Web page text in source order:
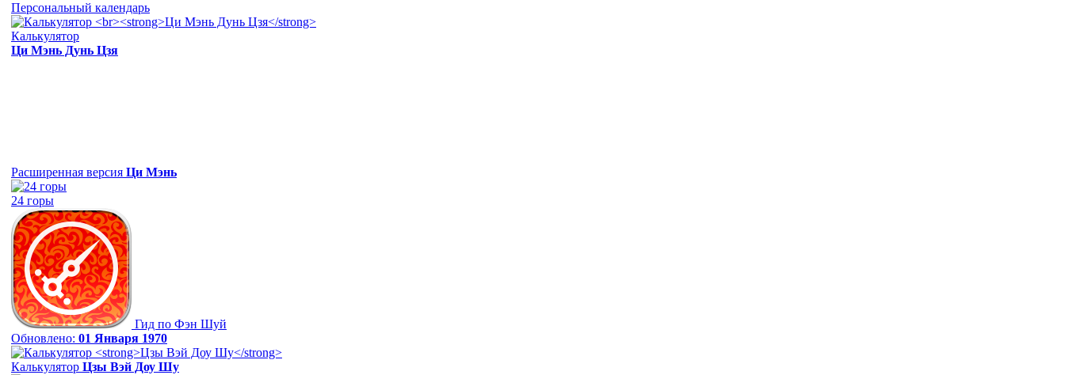
Персональный календарь
Калькулятор
Ци Мэнь Дунь Цзя
Расширенная версия Ци Мэнь
24 горы
Гид по Фэн Шуй
Обновлено: 01 Января 1970
Калькулятор Цзы Вэй Доу Шу